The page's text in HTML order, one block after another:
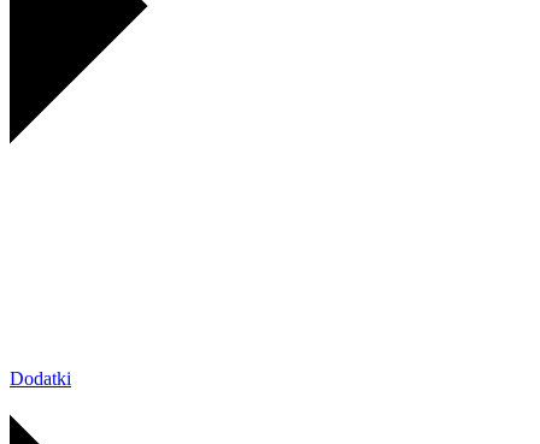
Dodatki